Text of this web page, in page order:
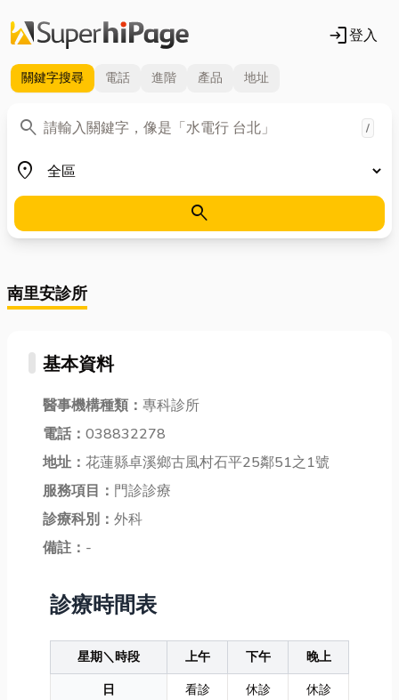
login登入
關鍵字搜尋 電話 進階 產品 地址
search
關鍵字 /
place
地區
search
南里安診所
基本資料
醫事機構種類： 專科診所
電話： 038832278
地址： 花蓮縣卓溪鄉古風村石平25鄰51之1號
服務項目： 門診診療
診療科別： 外科
備註： -
診療時間表
星期＼時段 上午 下午
晚上
日
看診 休診
休診